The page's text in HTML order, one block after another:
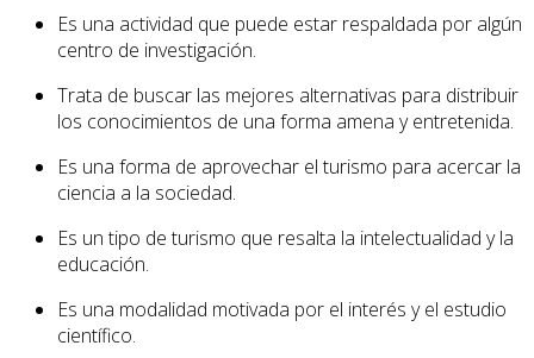
Es una actividad que puede estar respaldada por algún
centro de investigación.
Trata de buscar las mejores alternativas para distribuir
los conocimientos de una forma amena y entretenida.
Es una forma de aprovechar el turismo para acercar la
ciencia a la sociedad.
Es un tipo de turismo que resalta la intelectualidad y la
educación.
Es una modalidad motivada por el interés y el estudio
científico.